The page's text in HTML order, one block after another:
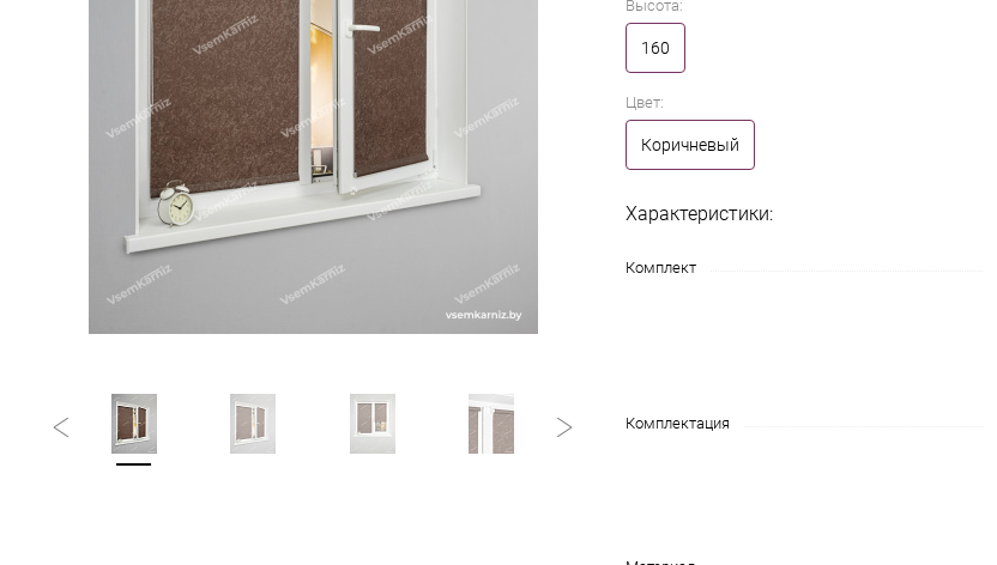
Высота:
160
Цвет:
Коричневый
Характеристики:
Комплект
Комплектация